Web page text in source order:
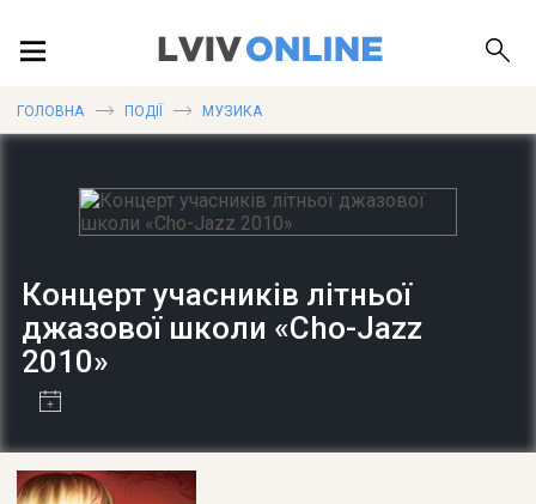
ПУБЛІКАЦІЇ
ГОЛОВНА ПОДІЇ МУЗИКА
Концерт учасників літньої
джазової школи «Cho-Jazz
2010»